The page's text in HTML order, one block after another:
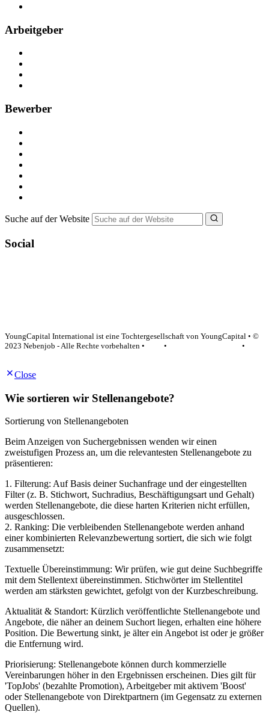
Arbeitgeber
Bewerber
Suche auf der Website
Social
YoungCapital International ist eine Tochtergesellschaft von YoungCapital • ©
2023 Nebenjob - Alle Rechte vorbehalten •
•
•
Close
Wie sortieren wir Stellenangebote?
Sortierung von Stellenangeboten
Beim Anzeigen von Suchergebnissen wenden wir einen
zweistufigen Prozess an, um die relevantesten Stellenangebote zu
präsentieren:
1. Filterung: Auf Basis deiner Suchanfrage und der eingestellten
Filter (z. B. Stichwort, Suchradius, Beschäftigungsart und Gehalt)
werden Stellenangebote, die diese harten Kriterien nicht erfüllen,
ausgeschlossen.
2. Ranking: Die verbleibenden Stellenangebote werden anhand
einer kombinierten Relevanzbewertung sortiert, die sich wie folgt
zusammensetzt:
Textuelle Übereinstimmung: Wir prüfen, wie gut deine Suchbegriffe
mit dem Stellentext übereinstimmen. Stichwörter im Stellentitel
werden am stärksten gewichtet, gefolgt von der Kurzbeschreibung.
Aktualität & Standort: Kürzlich veröffentlichte Stellenangebote und
Angebote, die näher an deinem Suchort liegen, erhalten eine höhere
Position. Die Bewertung sinkt, je älter ein Angebot ist oder je größer
die Entfernung wird.
Priorisierung: Stellenangebote können durch kommerzielle
Vereinbarungen höher in den Ergebnissen erscheinen. Dies gilt für
'TopJobs' (bezahlte Promotion), Arbeitgeber mit aktivem 'Boost'
oder Stellenangebote von Direktpartnern (im Gegensatz zu externen
Quellen).